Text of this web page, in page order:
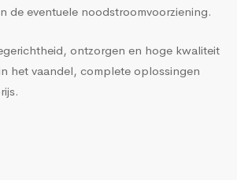
de eventuele noodstroomvoorziening.
ontzorgen en hoge kwaliteit
het vaandel, complete oplossingen